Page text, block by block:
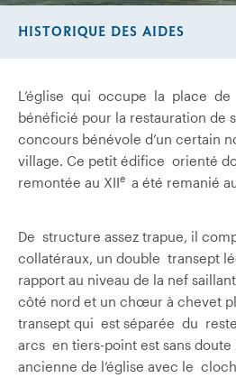
L’église qui occupe la place de
bénéficié pour la restauration de
concours bénévole d’un certain
village. Ce petit édifice orienté
remontée au XIIe a été remanié
De structure assez trapue, il
collatéraux, un double transept
rapport au niveau de la nef
côté nord et un chœur à chevet
transept qui est séparée du
arcs en tiers-point est sans doute
ancienne de l’église avec le
HISTORIQUE DES AIDES